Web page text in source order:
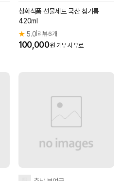
청화식품 선물세트 국산 참기름
420ml
★ 5.0 리뷰 6개
100,000원 기부 시 무료